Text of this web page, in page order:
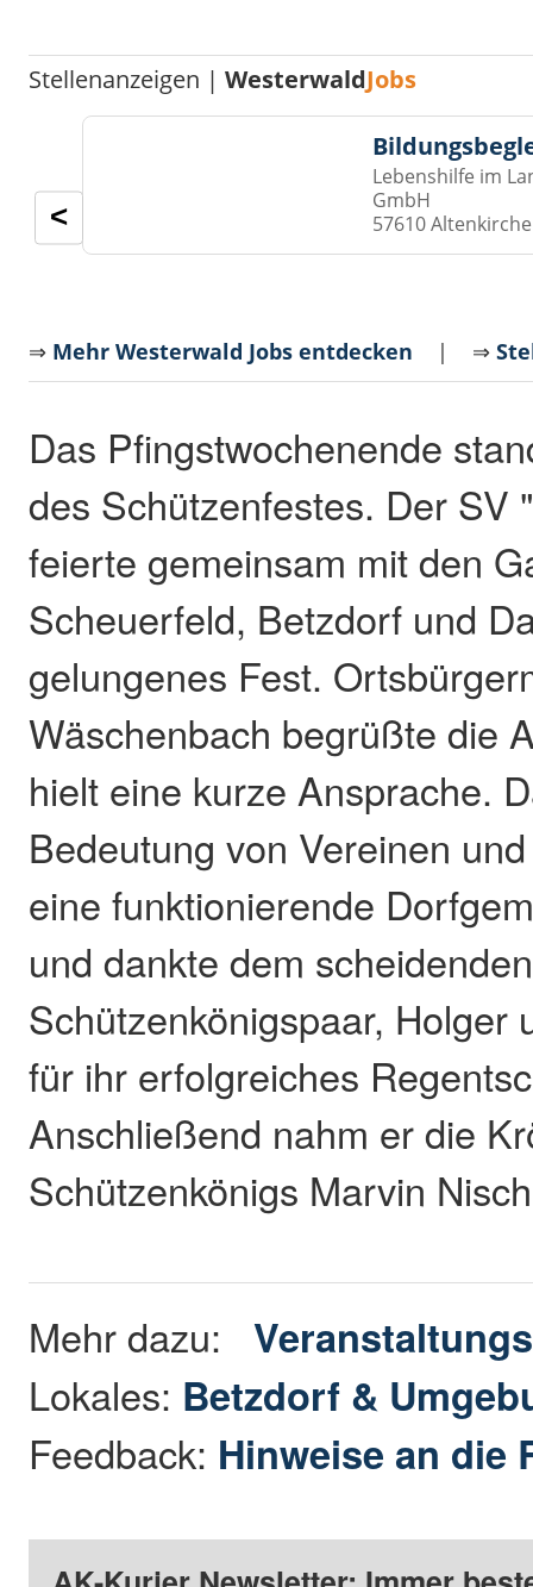
Stellenanzeigen |WesterwaldJobs
Lebenshilfe im
GmbH
57610
<
⇒ Mehr Westerwald Jobs entdecken | ⇒
Das Pfingstwochenende
des Schützenfestes. Der SV
feierte gemeinsam mit den
Scheuerfeld, Betzdorf und
gelungenes Fest.
Wäschenbach begrüßte die
hielt eine kurze Ansprache.
Bedeutung von Vereinen
eine funktionierende
und dankte dem scheidenden
Schützenkönigspaar, Holger
für ihr erfolgreiches
Anschließend nahm er die
Schützenkönigs Marvin
Mehr dazu:
Lokales: Betzdorf &
Feedback: Hinweise an die